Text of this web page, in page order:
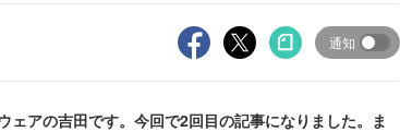
通知
アの吉田です。今回で2回目の記事になりました。ま